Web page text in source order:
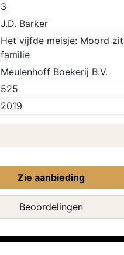
3
J.D. Barker
Het vijfde meisje: Moord
familie
Meulenhoff Boekerij B.V.
525
2019
Zie aanbieding
Beoordelingen